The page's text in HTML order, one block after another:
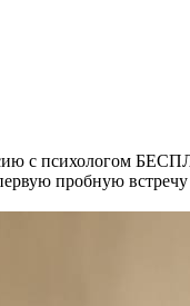
с психологом
пробную